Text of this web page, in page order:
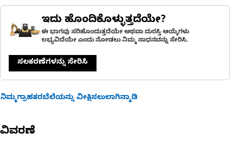
ಇದು ಹೊಂದಿಕೊಳ್ಳುತ್ತದೆಯೇ?
ಈ ಭಾಗವು ಸರಿಹೊಂದುತ್ತದೆಯೇ ಅಥವಾ ದುರಸ್ತಿ ಆಯ್ಕೆಗಳು
ಲಭ್ಯವಿದೆಯೇ ಎಂದು ನೋಡಲು ನಿಮ್ಮ ಸಾಧನವನ್ನು ಸೇರಿಸಿ.
ಸಲಕರಣೆಗಳನ್ನು ಸೇರಿಸಿ
ನಿಮ್ಮಗ್ರಾಹಕರಬೆಲೆಯನ್ನು ವೀಕ್ಷಿಸಲುಲಾಗಿನ್ಮಾಡಿ
ವಿವರಣೆ